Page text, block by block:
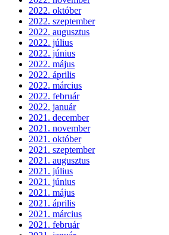
2022. október
2022. szeptember
2022. augusztus
2022. július
2022. június
2022. május
2022. április
2022. március
2022. február
2022. január
2021. december
2021. november
2021. október
2021. szeptember
2021. augusztus
2021. július
2021. június
2021. május
2021. április
2021. március
2021. február